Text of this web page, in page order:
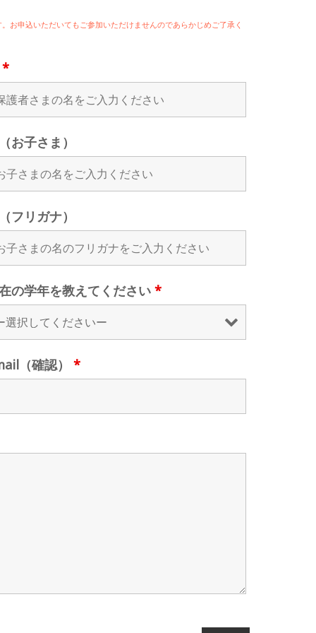
お申込いただいてもご参加いただけませんのであらかじめご了承く
*
お子さま）
フリガナ）
の学年を教えてください*
（確認）*